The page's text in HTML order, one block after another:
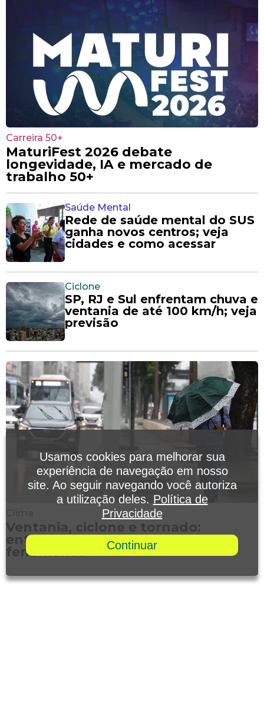
Carreira 50+
MaturiFest 2026 debate
longevidade, IA e mercado de
trabalho 50+
Saúde Mental
Rede de saúde mental do SUS
ganha novos centros; veja
cidades e como acessar
Ciclone
SP, RJ e Sul enfrentam chuva e
ventania de até 100 km/h; veja
previsão
Clima
Ventania, ciclone e tornado:
entenda as diferenças entre os
fenômenos
Usamos cookies para melhorar sua
experiência de navegação em nosso
site. Ao seguir navegando você autoriza
a utilização deles. Política de
Privacidade
Continuar